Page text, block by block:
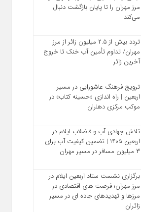
مرز مهران را تا پایان بازگشت دنبال
می‌کند
تردد بیش از ۲.۵ میلیون زائر از مرز
مهران/ تداوم تأمین آب خنک تا خروج
آخرین زائر
ترویج فرهنگ عاشورایی در مسیر
اربعین | راه‌ اندازی «حسینه کتاب» در
موکب مرکزی دهلران
تلاش جهادی آب و فاضلاب ایلام در
اربعین ۱۴۰۵ | تضمین کیفیت آب برای
۳ میلیون مسافر در مسیر مهران
برگزاری نشست ستاد اربعین ایلام در
مرز مهران؛ فرصت‌ های اقتصادی در
مرزها و تهدیدهای جاده‌ ای در مسیر
زائران